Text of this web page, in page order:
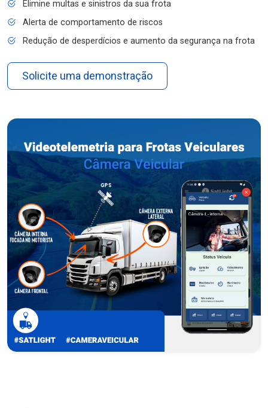
Elimine multas e sinistros da sua frota
Alerta de comportamento de riscos
Redução de desperdícios e aumento da segurança na frota
Solicite uma demonstração